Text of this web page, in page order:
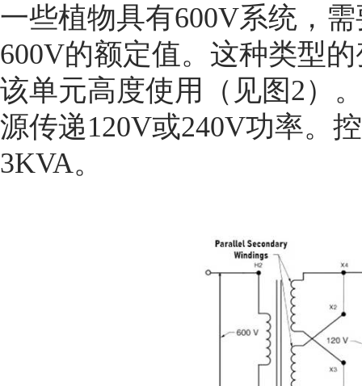
一些植物具有600V系统，
600V的额定值。这种类型
该单元高度使用（见图2）
源传递120V或240V功率。
3KVA。